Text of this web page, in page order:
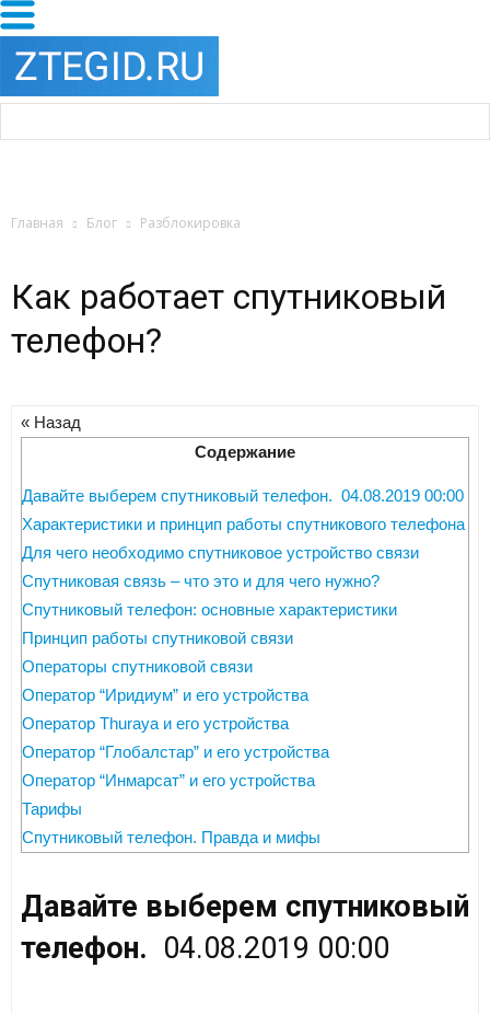
Главная Блог Разблокировка
Как работает спутниковый
телефон?
« Назад
Содержание
Давайте выберем спутниковый телефон. 04.08.2019 00:00
Характеристики и принцип работы спутникового телефона
Для чего необходимо спутниковое устройство связи
Спутниковая связь – что это и для чего нужно?
Спутниковый телефон: основные характеристики
Принцип работы спутниковой связи
Операторы спутниковой связи
Оператор “Иридиум” и его устройства
Оператор Thuraya и его устройства
Оператор “Глобалстар” и его устройства
Оператор “Инмарсат” и его устройства
Тарифы
Спутниковый телефон. Правда и мифы
Давайте выберем спутниковый
телефон. 04.08.2019 00:00